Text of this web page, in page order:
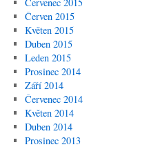
Červen 2015
Květen 2015
Duben 2015
Leden 2015
Prosinec 2014
Září 2014
Červenec 2014
Květen 2014
Duben 2014
Prosinec 2013